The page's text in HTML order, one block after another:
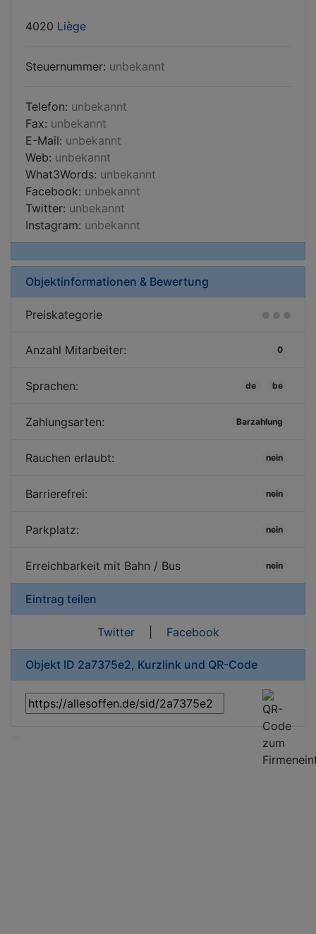
4020 Liège
Steuernummer: unbekannt
Telefon: unbekannt
Fax: unbekannt
E-Mail: unbekannt
Web: unbekannt
What3Words: unbekannt
Facebook: unbekannt
Twitter: unbekannt
Instagram: unbekannt
Objektinformationen & Bewertung
Preiskategorie
Anzahl Mitarbeiter: 0
Sprachen: de be
Zahlungsarten: Barzahlung
Rauchen erlaubt: nein
Barrierefrei: nein
Parkplatz: nein
Erreichbarkeit mit Bahn / Bus nein
Eintrag teilen
Twitter| Facebook
Objekt ID 2a7375e2, Kurzlink und QR-Code